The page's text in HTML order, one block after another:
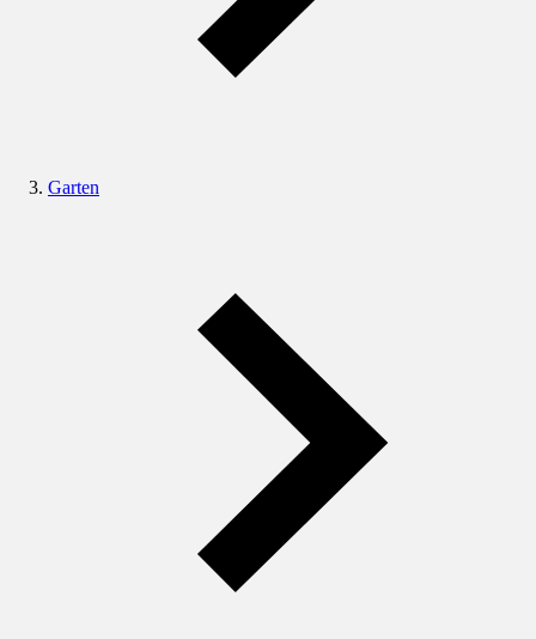
Garten